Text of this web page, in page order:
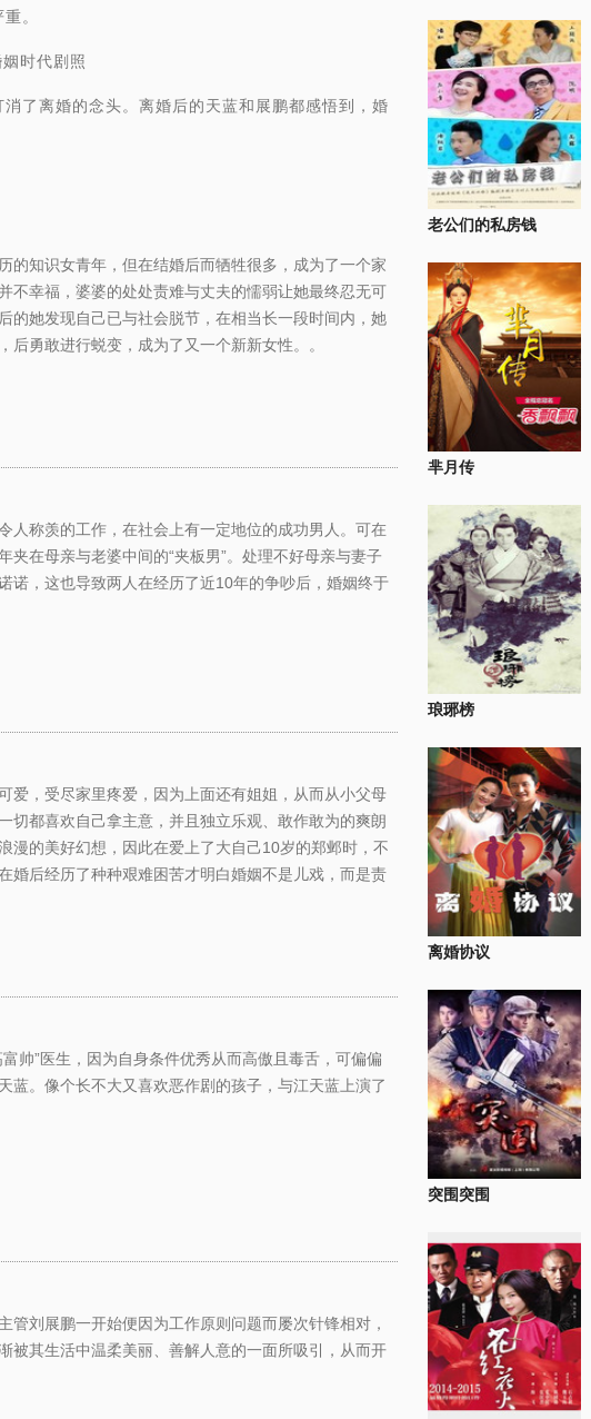
。
姻时代剧照
离婚的念头。离婚后的天蓝和展鹏都感悟到，婚
的知识女青年，但在结婚后而牺牲很多，成为了一个家
不幸福，婆婆的处处责难与丈夫的懦弱让她最终忍无可
的她发现自己已与社会脱节，在相当长一段时间内，她
后勇敢进行蜕变，成为了又一个新新女性。。
人称羡的工作，在社会上有一定地位的成功男人。可在
夹在母亲与老婆中间的“夹板男”。处理不好母亲与妻子
诺，这也导致两人在经历了近10年的争吵后，婚姻终于
爱，受尽家里疼爱，因为上面还有姐姐，从而从小父母
切都喜欢自己拿主意，并且独立乐观、敢作敢为的爽朗
漫的美好幻想，因此在爱上了大自己10岁的郑邺时，不
婚后经历了种种艰难困苦才明白婚姻不是儿戏，而是责
帅”医生，因为自身条件优秀从而高傲且毒舌，可偏偏
蓝。像个长不大又喜欢恶作剧的孩子，与江天蓝上演了
管刘展鹏一开始便因为工作原则问题而屡次针锋相对，
被其生活中温柔美丽、善解人意的一面所吸引，从而开
老公们的私房钱
芈月传
琅琊榜
离婚协议
突围突围